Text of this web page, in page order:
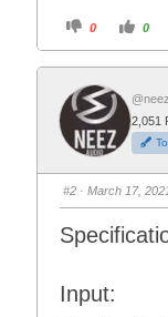
C
i
f
o
r
t
h
u
m
b
d
o
n
.
0
C
i
o
r
t
h
u
m
b
u
p
0
@neez
2,051
#2 · March 17,
Input: